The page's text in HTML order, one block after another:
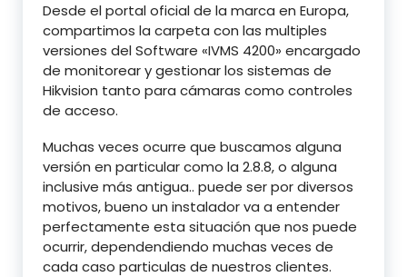
Desde el portal oficial de la marca en Europa,
compartimos la carpeta con las multiples
versiones del Software «IVMS 4200» encargado
de monitorear y gestionar los sistemas de
Hikvision tanto para cámaras como controles
de acceso.
Muchas veces ocurre que buscamos alguna
versión en particular como la 2.8.8, o alguna
inclusive más antigua.. puede ser por diversos
motivos, bueno un instalador va a entender
perfectamente esta situación que nos puede
ocurrir, dependendiendo muchas veces de
cada caso particulas de nuestros clientes.